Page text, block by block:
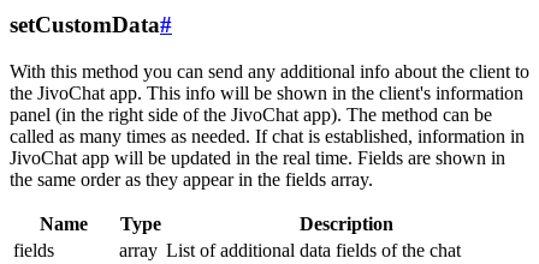
setCustomData#
With this method you can send any additional info about the client to
the JivoChat app. This info will be shown in the client's information
panel (in the right side of the JivoChat app). The method can be
called as many times as needed. If chat is established, information in
JivoChat app will be updated in the real time. Fields are shown in
the same order as they appear in the fields array.
Name Type
Description
fields
array List of additional data fields of the chat